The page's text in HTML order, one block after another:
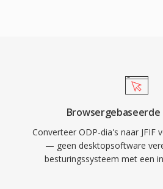
Browsergebaseerde
Converteer ODP-dia's naar JFIF
— geen desktopsoftware
besturingssysteem met een